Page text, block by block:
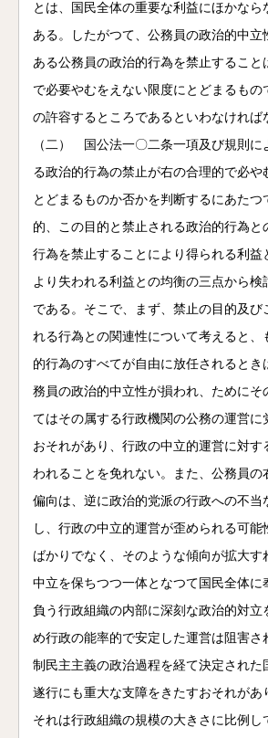
とは、国民全体の重要な利益にほかなら
ある。したがつて、公務員の政治的中立
ある公務員の政治的行為を禁止すること
で必要やむをえない限度にとどまるもの
の許容するところであるといわなければ
（二） 国公法一〇二条一項及び規則に
る政治的行為の禁止が右の合理的で必や
とどまるものか否かを判断するにあたつ
的、この目的と禁止される政治的行為と
行為を禁止することにより得られる利益
より失われる利益との均衡の三点から検
である。そこで、まず、禁止の目的及び
れる行為との関連性について考えると、
的行為のすべてが自由に放任されるとき
務員の政治的中立性が損われ、ためにそ
てはその属する行政機関の公務の運営に
おそれがあり、行政の中立的運営に対す
われることを免れない。また、公務員の
偏向は、逆に政治的党派の行政への不当
し、行政の中立的運営が歪められる可能
ばかりでなく、そのような傾向が拡大す
中立を保ちつつ一体となつて国民全体に
負う行政組織の内部に深刻な政治的対立
め行政の能率的で安定した運営は阻害さ
制民主主義の政治過程を経て決定された
遂行にも重大な支障をきたすおそれがあ
それは行政組織の規模の大きさに比例し